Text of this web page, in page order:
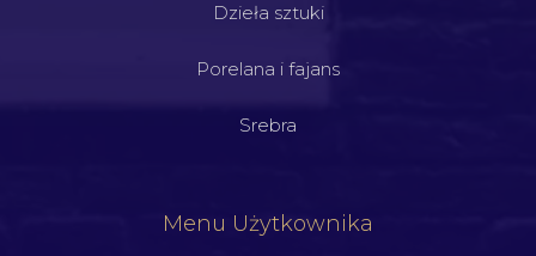
Dzieła sztuki
Porelana i fajans
Srebra
Menu Użytkownika